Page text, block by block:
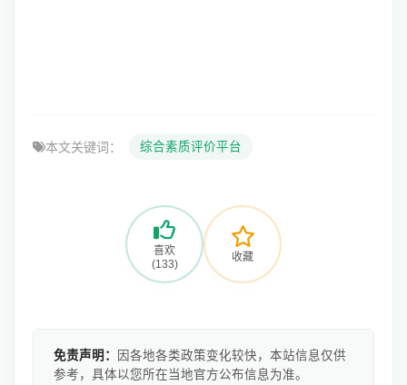
本文关键词： 综合素质评价平台
喜欢
(133)
收藏
免责声明：
因各地各类政策变化较快，本站信息仅供
参考，具体以您所在当地官方公布信息为准。